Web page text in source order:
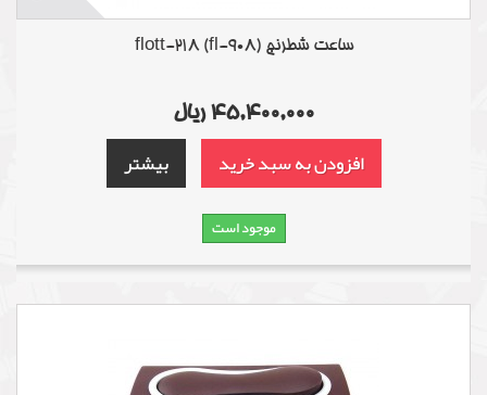
ساعت شطرنج flott-218 (fl-908)
45,400,000 ریال
افزودن به سبد خرید بیشتر
موجود است